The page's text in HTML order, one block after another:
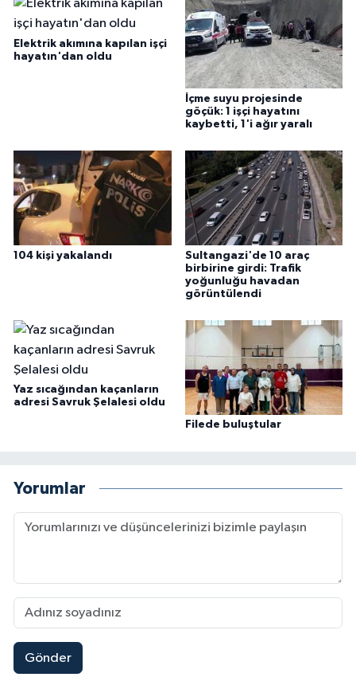
Elektrik akımına kapılan işçi
hayatın'dan oldu
İçme suyu projesinde
göçük: 1 işçi hayatını
kaybetti, 1'i ağır yaralı
104 kişi yakalandı
Sultangazi'de 10 araç
birbirine girdi: Trafik
yoğunluğu havadan
görüntülendi
Yaz sıcağından kaçanların
adresi Savruk Şelalesi oldu
Filede buluştular
Yorumlar
Gönder